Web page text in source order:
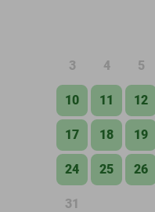
3 4 5
10 11 12
17 18 19
24 25 26
31